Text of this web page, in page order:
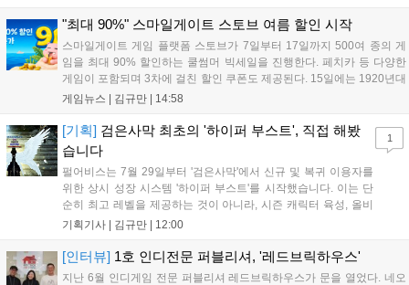
원 증정한다. 또한 9월 30일까지 공식 유튜브에서 특별 프로그램을 시청
할 수 있다....
"최대 90%" 스마일게이트 스토브 여름 할인 시작
스마일게이트 게임 플랫폼 스토브가 7일부터 17일까지 500여 종의 게
임을 최대 90% 할인하는 쿨썸머 빅세일을 진행한다. 페치카 등 다양한
게임이 포함되며 3차에 걸친 할인 쿠폰도 제공된다. 15일에는 1920년대
경성 배경의 신작 그날의 신문이 출시되며, 15일부터 17일까지는 국내
은 공식 페이지에서 확인 가능하다....
게임뉴스 | 김규만 | 14:58
[기획] 검은사막 최초의 '하이퍼 부스트', 직접 해봤
습니다
펄어비스는 7월 29일부터 '검은사막'에서 신규 및 복귀 이용자를
위한 상시 성장 시스템 '하이퍼 부스트'를 시작했습니다. 이는 단
순히 최고 레벨을 제공하는 것이 아니라, 시즌 캐릭터 육성, 올비
아 아카데미 수료, 아침의 나라 설화 진행 등 4단계 과정을 통해
용자는 과제를 완수하며 동(V) 투발라 장비와 검은별 무기, 카라
자드 장신구 등을 획득해 주요 콘텐츠에 진입할 수 있습니다....
기획기사 | 김규만 | 12:00
1
[인터뷰] 1호 인디전문 퍼블리셔, '레드브릭하우스'
지난 6월 인디게임 전문 퍼블리셔 레드브릭하우스가 문을 열었다. 네오